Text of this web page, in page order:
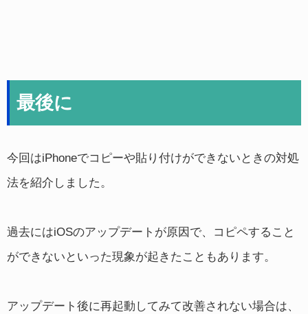
最後に
今回はiPhoneでコピーや貼り付けができないときの対処
法を紹介しました。
過去にはiOSのアップデートが原因で、コピペすること
ができないといった現象が起きたこともあります。
アップデート後に再起動してみて改善されない場合は、